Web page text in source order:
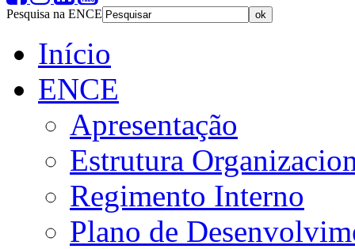
Pesquisa na ENCE
Início
ENCE
Apresentação
Estrutura
Regimento Interno
Plano de